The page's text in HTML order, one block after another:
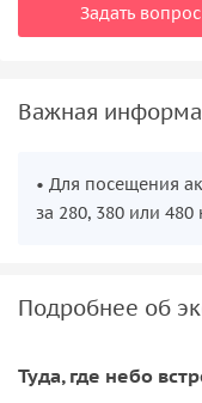
Задать вопрос
Важная
• Для посещения
за 280, 380 или
Подробнее об
Туда, где небо